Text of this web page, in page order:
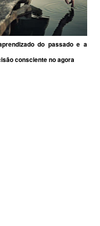
do passado e a
consciente no agora